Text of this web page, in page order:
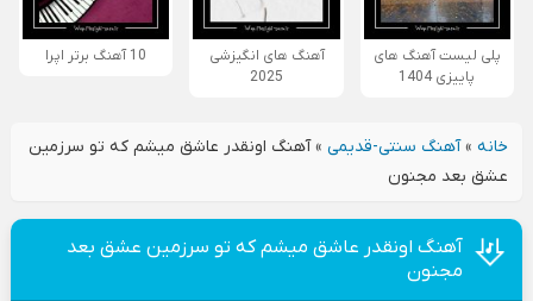
پلی لیست آهنگ های
پاییزی 1404
آهنگ های انگیزشی
2025
10 آهنگ برتر اپرا
خانه»آهنگ سنتی-قدیمی»آهنگ اونقدر عاشق میشم که تو سرزمین
عشق بعد مجنون
آهنگ اونقدر عاشق میشم که تو سرزمین عشق بعد
مجنون